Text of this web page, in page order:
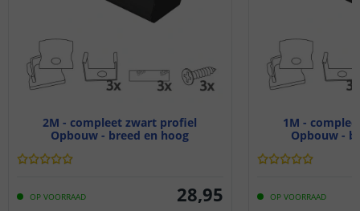
2M - compleet zwart profiel
Opbouw - breed en hoog
OP VOORRAAD 28,95
1M -
Opbouw -
OP VOORRAAD